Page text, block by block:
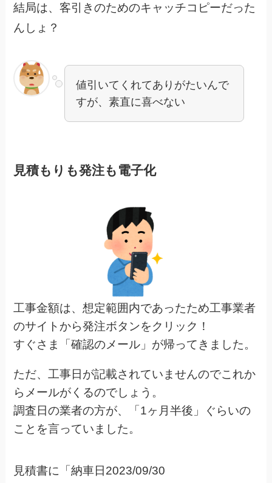
結局は、客引きのためのキャッチコピーだった
んしょ？
値引いてくれてありがたいんで
すが、素直に喜べない
見積もりも発注も電子化
工事金額は、想定範囲内であったため工事業者
のサイトから発注ボタンをクリック！
すぐさま「確認のメール」が帰ってきました。
ただ、工事日が記載されていませんのでこれか
らメールがくるのでしょう。
調査日の業者の方が、「1ヶ月半後」ぐらいの
ことを言っていました。
見積書に「納車日2023/09/30